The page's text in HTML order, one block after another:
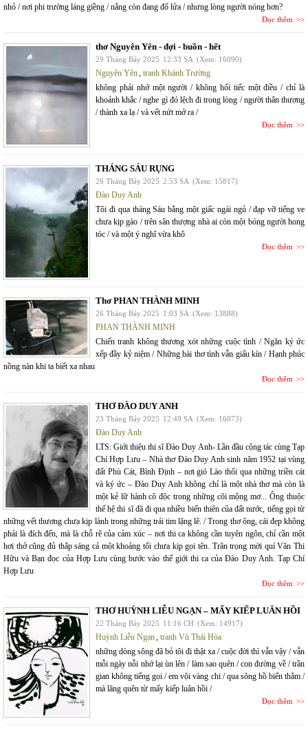
nhỏ / nơi phi trường láng giềng / nắng còn đang đổ lửa / nhưng lòng người nóng hơn?
Đọc thêm
thơ Nguyên Yên - đợi - buồn - hết
29 Tháng Bảy 2025 12:33 SA (Xem: 16090)
Nguyên Yên tranh Khánh Trường
không phải nhớ một người / không hối tiếc một điều / chỉ là
khoảnh khắc / nghe gì đó lệch đi trong lòng / người thân thương
/ thành xa lạ / và vết nứt mở ra /
Đọc thêm
THÁNG SÁU RỤNG
26 Tháng Bảy 2025 2:53 SA (Xem: 15817)
Đào Duy Anh
Tôi đi qua tháng Sáu bằng một giấc ngái ngủ / đạp vỡ tiếng ve
chưa kịp gào / trên sân thượng nhà ai còn một bóng người hong
tóc / và một ý nghĩ vừa khô
Đọc thêm
Thơ PHAN THÀNH MINH
26 Tháng Bảy 2025 1:03 SA (Xem: 13888)
PHAN THÀNH MINH
Chiến tranh không thương xót những cuộc tình / Ngăn ký ức
xếp đầy kỷ niệm / Những bài thơ tình vẫn giấu kín / Hạnh phúc
nồng nàn khi ta biết xa nhau
Đọc thêm
THƠ ĐÀO DUY ANH
23 Tháng Bảy 2025 12:49 SA (Xem: 16073)
Đào Duy Anh
LTS: Giới thiệu thi sĩ Đào Duy Anh- Lần đầu cộng tác cùng Tạp
Chí Hợp Lưu – Nhà thơ Đào Duy Anh sinh năm 1952 tại vùng
đất Phù Cát, Bình Định – nơi gió Lào thổi qua những triền cát
và ký ức – Đào Duy Anh không chỉ là một nhà thơ mà còn là
một kẻ lữ hành cô độc trong những cõi mộng mơ... Ông thuộc
thế hệ thi sĩ đã đi qua nhiều biến thiên của đất nước, tiếng gọi từ
những vết thương chưa kịp lành trong những trái tim lặng lẽ. / Trong thơ ông, cái đẹp không
phải là đích đến, mà là chỗ rẽ của cảm xúc – nơi thi ca không cần tuyên ngôn, chỉ cần một
hơi thở cũng đủ thắp sáng cả một khoảng tối chưa kịp gọi tên. Trân trọng mời quí Văn Thi
Hữu và Bạn đọc của Hợp Lưu cùng bước vào thế giới thi ca của Đào Duy Anh. Tạp Chí
Hợp Lưu
Đọc thêm
THƠ HUỲNH LIỄU NGẠN – MẤY KIẾP LUÂN HỒI
22 Tháng Bảy 2025 11:16 CH (Xem: 14917)
Huỳnh Liễu Ngạn tranh Vũ Thái Hòa
những dòng sông đã bỏ tôi đi thật xa / cuộc đời thì vẫn vậy / vẫn
mỗi ngày nỗi nhớ lại ùn lên / làm sao quên / con đường về / trần
gian không tiếng gọi / em vội vàng chi / qua sông hồ biển thẳm /
mà lãng quên từ mấy kiếp luân hồi /
Đọc thêm